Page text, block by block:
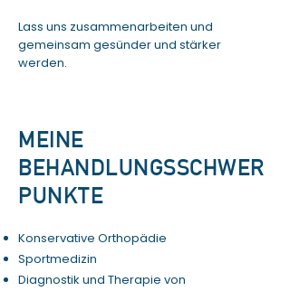
Lass uns zusammenarbeiten und
gemeinsam gesünder und stärker
werden.
MEINE
BEHANDLUNGSSCHWER
PUNKTE
Konservative Orthopädie
Sportmedizin
Diagnostik und Therapie von